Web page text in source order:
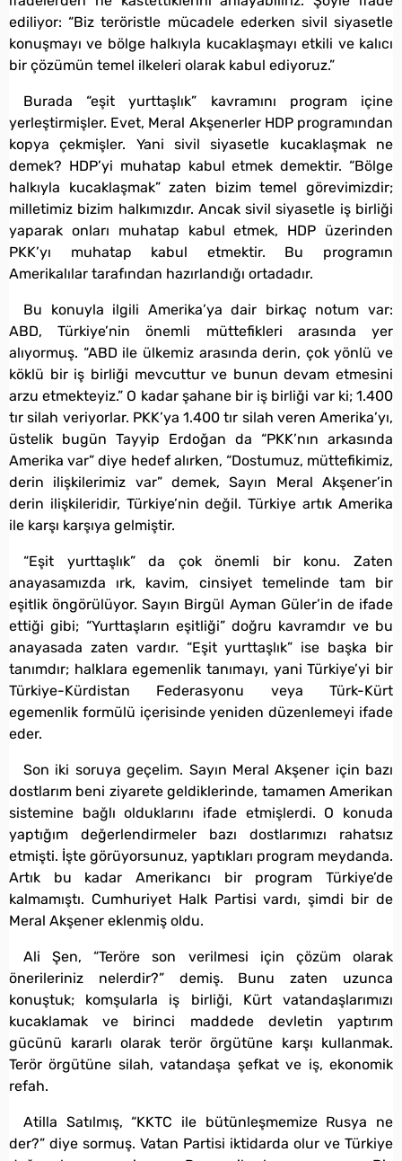
ediliyor: “Biz teröristle mücadele ederken sivil siyasetle
konuşmayı ve bölge halkıyla kucaklaşmayı etkili ve kalıcı
bir çözümün temel ilkeleri olarak kabul ediyoruz.”
Burada “eşit yurttaşlık” kavramını program içine
yerleştirmişler. Evet, Meral Akşenerler HDP programından
kopya çekmişler. Yani sivil siyasetle kucaklaşmak ne
demek? HDP’yi muhatap kabul etmek demektir. “Bölge
halkıyla kucaklaşmak” zaten bizim temel görevimizdir;
milletimiz bizim halkımızdır. Ancak sivil siyasetle iş birliği
yaparak onları muhatap kabul etmek, HDP üzerinden
PKK’yı muhatap kabul etmektir. Bu programın
Amerikalılar tarafından hazırlandığı ortadadır.
Bu konuyla ilgili Amerika’ya dair birkaç notum var:
ABD, Türkiye’nin önemli müttefikleri arasında yer
alıyormuş. “ABD ile ülkemiz arasında derin, çok yönlü ve
köklü bir iş birliği mevcuttur ve bunun devam etmesini
arzu etmekteyiz.” O kadar şahane bir iş birliği var ki; 1.400
tır silah veriyorlar. PKK’ya 1.400 tır silah veren Amerika’yı,
üstelik bugün Tayyip Erdoğan da “PKK’nın arkasında
Amerika var” diye hedef alırken, “Dostumuz, müttefikimiz,
derin ilişkilerimiz var” demek, Sayın Meral Akşener’in
derin ilişkileridir, Türkiye’nin değil. Türkiye artık Amerika
ile karşı karşıya gelmiştir.
“Eşit yurttaşlık” da çok önemli bir konu. Zaten
anayasamızda ırk, kavim, cinsiyet temelinde tam bir
eşitlik öngörülüyor. Sayın Birgül Ayman Güler’in de ifade
ettiği gibi; “Yurttaşların eşitliği” doğru kavramdır ve bu
anayasada zaten vardır. “Eşit yurttaşlık” ise başka bir
tanımdır; halklara egemenlik tanımayı, yani Türkiye’yi bir
Türkiye-Kürdistan Federasyonu veya Türk-Kürt
egemenlik formülü içerisinde yeniden düzenlemeyi ifade
eder.
Son iki soruya geçelim. Sayın Meral Akşener için bazı
dostlarım beni ziyarete geldiklerinde, tamamen Amerikan
sistemine bağlı olduklarını ifade etmişlerdi. O konuda
yaptığım değerlendirmeler bazı dostlarımızı rahatsız
etmişti. İşte görüyorsunuz, yaptıkları program meydanda.
Artık bu kadar Amerikancı bir program Türkiye’de
kalmamıştı. Cumhuriyet Halk Partisi vardı, şimdi bir de
Meral Akşener eklenmiş oldu.
Ali Şen, “Teröre son verilmesi için çözüm olarak
önerileriniz nelerdir?” demiş. Bunu zaten uzunca
konuştuk; komşularla iş birliği, Kürt vatandaşlarımızı
kucaklamak ve birinci maddede devletin yaptırım
gücünü kararlı olarak terör örgütüne karşı kullanmak.
Terör örgütüne silah, vatandaşa şefkat ve iş, ekonomik
refah.
Atilla Satılmış, “KKTC ile bütünleşmemize Rusya ne
der?” diye sormuş. Vatan Partisi iktidarda olur ve Türkiye